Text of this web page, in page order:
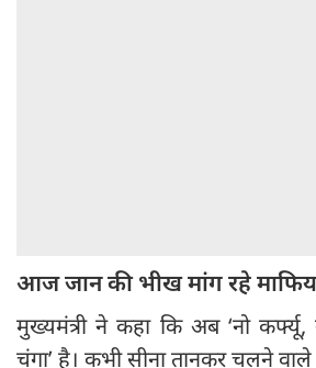
आज जान की भीख मांग रहे
मुख्यमंत्री ने कहा कि अब ‘नो
चंगा’ है। कभी सीना तानकर चलने